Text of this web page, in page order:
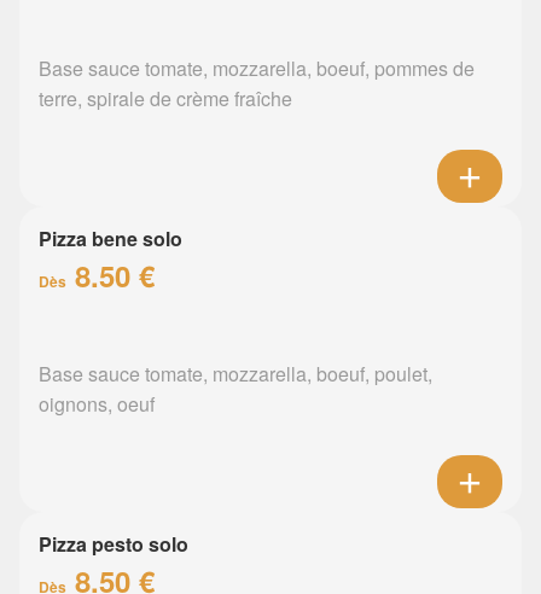
Base sauce tomate, mozzarella, boeuf, pommes de
terre, spirale de crème fraîche
Pizza bene solo
Dès 8.50 €
Base sauce tomate, mozzarella, boeuf, poulet,
oignons, oeuf
Pizza pesto solo
Dès 8.50 €